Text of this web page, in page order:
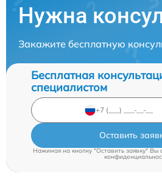
Нужна
Закажите бесплатную
Бесплатная
специалистом
Оставить
Нажимая на кнопку "Оставить заявку" Вы